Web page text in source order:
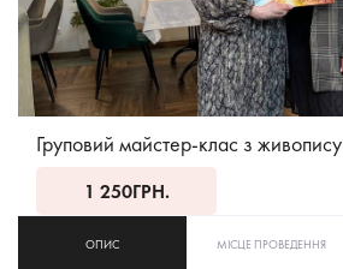
Груповий майстер-клас з живопису
1 250ГРН.
ОПИС МІСЦЕ ПРОВЕДЕННЯ